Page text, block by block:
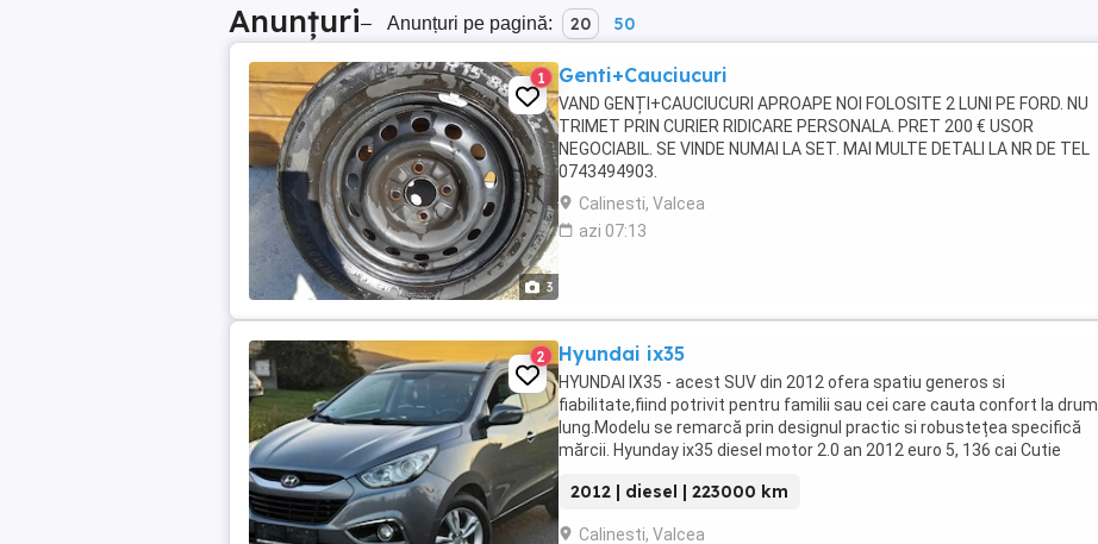
Anunțuri– Anunțuri pe pagină: 20 50
3
1 Genti+Cauciucuri
VAND GENȚI+CAUCIUCURI APROAPE NOI FOLOSITE 2 LUNI PE FORD. NU
TRIMET PRIN CURIER RIDICARE PERSONALA. PRET 200 € USOR
NEGOCIABIL. SE VINDE NUMAI LA SET. MAI MULTE DETALI LA NR DE TEL
0743494903.
Calinesti, Valcea
azi 07:13
2 Hyundai ix35
HYUNDAI IX35 - acest SUV din 2012 ofera spatiu generos si
fiabilitate,fiind potrivit pentru familii sau cei care cauta confort la drum
lung.Modelu se remarcă prin designul practic si robustețea specifică
mărcii. Hyunday ix35 diesel motor 2.0 an 2012 euro 5, 136 cai Cutie
2012 | diesel | 223000 km
Calinesti, Valcea